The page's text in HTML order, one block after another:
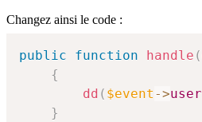
Changez ainsi le code :
public function handle (
{
dd ( $event ->user
}